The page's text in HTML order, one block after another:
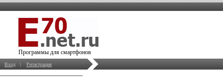
Программы для смартфонов
Вход | Регистрация